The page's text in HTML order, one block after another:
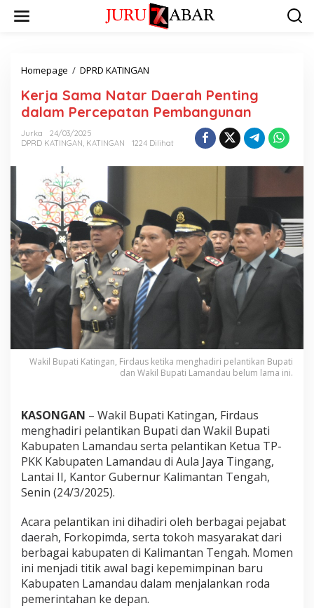
Homepage / DPRD KATINGAN
Kerja Sama Natar Daerah Penting
dalam Percepatan Pembangunan
Jurka
24/03/2025
DPRD KATINGAN, KATINGAN 1224 Dilihat
Wakil Bupati Katingan, Firdaus ketika menghadiri pelantikan Bupati
dan Wakil Bupati Lamandau belum lama ini.
KASONGAN – Wakil Bupati Katingan, Firdaus
menghadiri pelantikan Bupati dan Wakil Bupati
Kabupaten Lamandau serta pelantikan Ketua TP-
PKK Kabupaten Lamandau di Aula Jaya Tingang,
Lantai II, Kantor Gubernur Kalimantan Tengah,
Senin (24/3/2025).
Acara pelantikan ini dihadiri oleh berbagai pejabat
daerah, Forkopimda, serta tokoh masyarakat dari
berbagai kabupaten di Kalimantan Tengah. Momen
ini menjadi titik awal bagi kepemimpinan baru
Kabupaten Lamandau dalam menjalankan roda
pemerintahan ke depan.